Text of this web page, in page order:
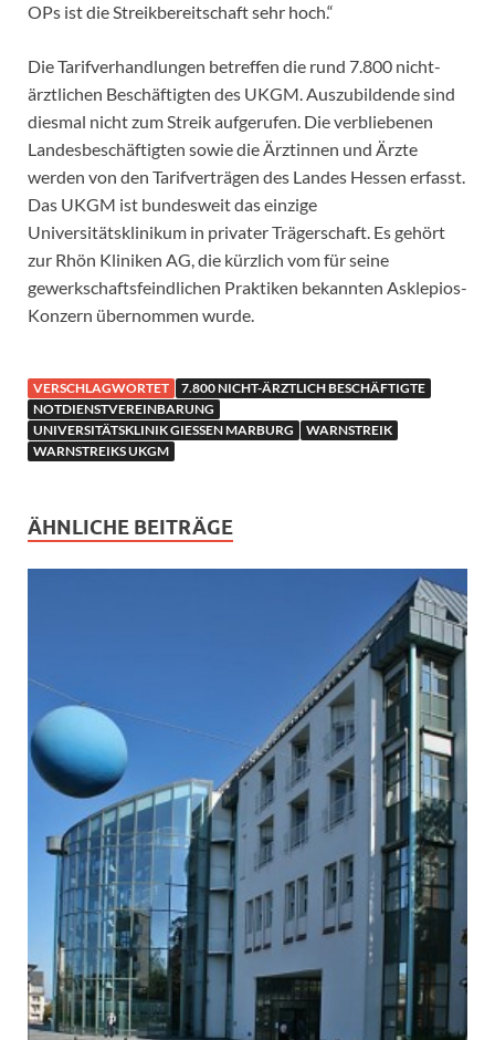
OPs ist die Streikbereitschaft sehr hoch.“
Die Tarifverhandlungen betreffen die rund 7.800 nicht-
ärztlichen Beschäftigten des UKGM. Auszubildende sind
diesmal nicht zum Streik aufgerufen. Die verbliebenen
Landesbeschäftigten sowie die Ärztinnen und Ärzte
werden von den Tarifverträgen des Landes Hessen erfasst.
Das UKGM ist bundesweit das einzige
Universitätsklinikum in privater Trägerschaft. Es gehört
zur Rhön Kliniken AG, die kürzlich vom für seine
gewerkschaftsfeindlichen Praktiken bekannten Asklepios-
Konzern übernommen wurde.
VERSCHLAGWORTET
7.800 NICHT-ÄRZTLICH BESCHÄFTIGTE
NOTDIENSTVEREINBARUNG
UNIVERSITÄTSKLINIK GIESSEN MARBURG
WARNSTREIK
WARNSTREIKS UKGM
ÄHNLICHE BEITRÄGE